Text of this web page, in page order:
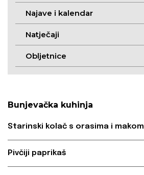
Najave i kalendar
Natječaji
Obljetnice
Bunjevačka kuhinja
Starinski kolač s orasima i makom
Pivčiji paprikaš